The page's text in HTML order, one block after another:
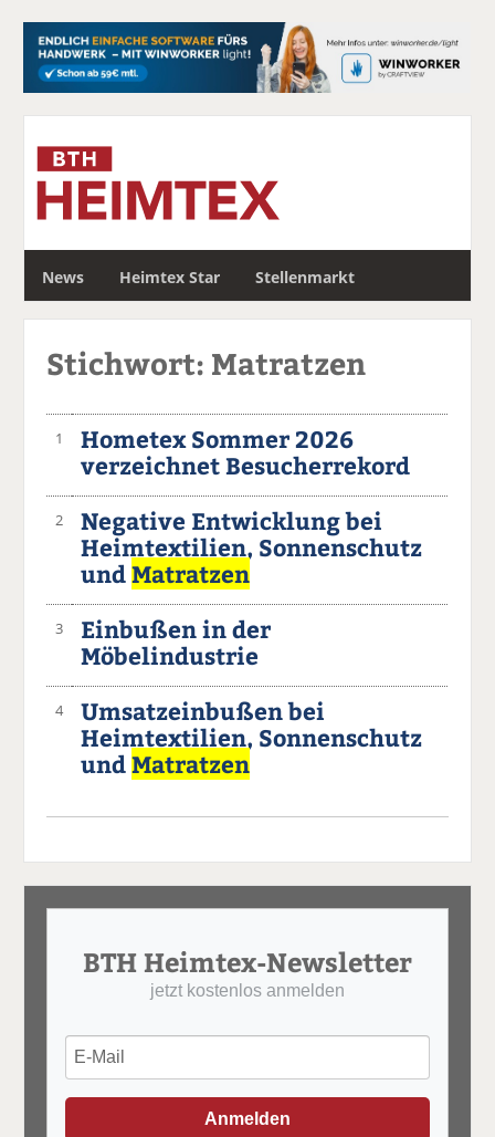
News Heimtex Star Stellenmarkt
c
Stichwort: Matratzen
1
Hometex Sommer 2026
verzeichnet Besucherrekord
2
Negative Entwicklung bei
Heimtextilien, Sonnenschutz
undMatratzen
3
Einbußen in der
Möbelindustrie
4
Umsatzeinbußen bei
Heimtextilien, Sonnenschutz
undMatratzen
BTH Heimtex-Newsletter
jetzt kostenlos anmelden
Anmelden